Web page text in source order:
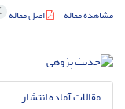
مشاهده مقاله اصل مقاله
مقالات آماده انتشار